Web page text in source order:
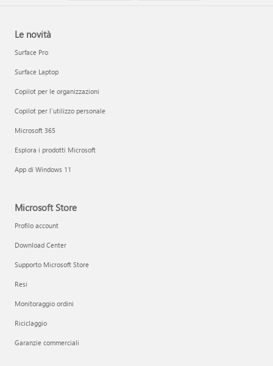
Le novità
Surface Pro
Surface Laptop
Copilot per le organizzazioni
Copilot per l'utilizzo personale
Microsoft 365
Esplora i prodotti Microsoft
App di Windows 11
Microsoft Store
Profilo account
Download Center
Supporto Microsoft Store
Resi
Monitoraggio ordini
Riciclaggio
Garanzie commerciali